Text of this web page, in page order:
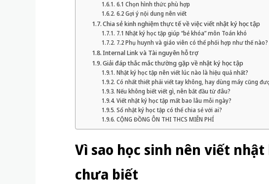
6.1 Chọn hình thức phù hợp
6.2 Gợi ý nội dung nên viết
Chia sẻ kinh nghiệm thực tế về việc viết nhật ký học tập
7.1 Nhật ký học tập giúp “bẻ khóa” môn Toán khó
7.2 Phụ huynh và giáo viên có thể phối hợp như thế nào?
Internal Link và Tài nguyên hỗ trợ
Giải đáp thắc mắc thường gặp về nhật ký học tập
Nhật ký học tập nên viết lúc nào là hiệu quả nhất?
Có nhất thiết phải viết tay không, hay dùng máy cũng
Nếu không biết viết gì, nên bắt đầu từ đâu?
Viết nhật ký học tập mất bao lâu mỗi ngày?
Sổ nhật ký học tập có thể chia sẻ với ai?
CỘNG ĐỒNG ÔN THI THCS MIỄN PHÍ
Vì sao học sinh nên viết
chưa biết